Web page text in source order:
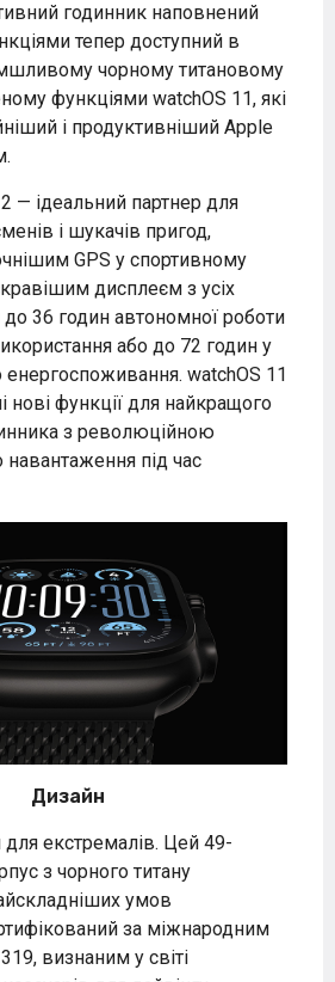
годинник наповнений
тепер доступний в
чорному титановому
функціями watchOS 11, які
і продуктивніший Apple
— ідеальний партнер для
і шукачів пригод,
GPS у спортивному
дисплеєм з усіх
до 36 годин автономної роботи
або до 72 годин у
watchOS 11
нові функції для найкращого
з революційною
під час
Дизайн
екстремалів. Цей 49-
з чорного титану
умов
за міжнародним
визнаним у світі